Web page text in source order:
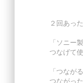
２回あっ
「ソニー
つなげて
「つなが
つながっ